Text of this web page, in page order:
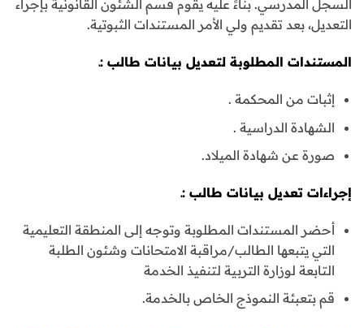
السجل المدرسي. بناءً عليه يقوم قسم الشئون القانونية بإجراء
التعديل، بعد تقديم ولي الأمر المستندات الثبوتية.
المستندات المطلوبة لتعديل بيانات طالب :ـ
إثبات من المحكمة .
الشهادة الدراسية .
صورة عن شهادة الميلاد.
إجراءات تعديل بيانات طالب :ـ
أحضر المستندات المطلوبة وتوجه إلى المنطقة التعليمية
التي يتبعها الطالب/مراقبة الامتحانات وشئون الطلبة
التابعة لوزارة التربية لتنفيذ الخدمة
قم بتعبئة النموذج الخاص بالخدمة.